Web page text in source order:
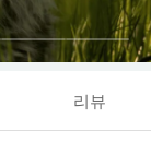
리뷰